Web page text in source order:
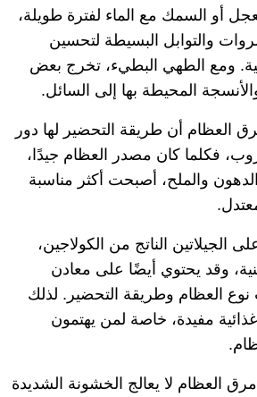
أو السمك مع الماء لفترة طويلة،
والتوابل البسيطة لتحسين
ومع الطهي البطيء، تخرج بعض
المحيطة بها إلى السائل.
العظام أن طريقة التحضير لها دور
فكلما كان مصدر العظام جيدًا،
والملح، أصبحت أكثر مناسبة
الجيلاتين الناتج من الكولاجين،
وقد يحتوي أيضًا على معادن
العظام وطريقة التحضير. لذلك
مفيدة، خاصة لمن يهتمون
العظام لا يعالج الخشونة الشديدة